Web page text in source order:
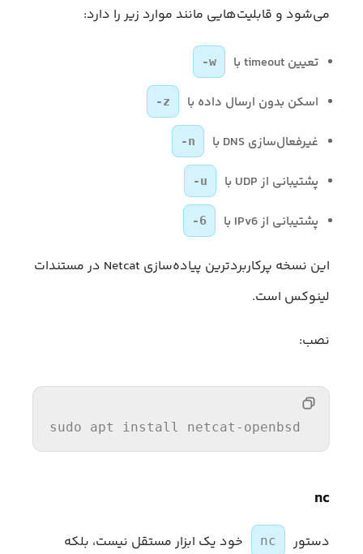
می‌شود و قابلیت‌هایی مانند موارد زیر را دارد:
تعیین timeout با -w
اسکن بدون ارسال داده با -z
غیرفعال‌سازی DNS با -n
پشتیبانی از UDP با -u
پشتیبانی از IPv6 با -6
این نسخه پرکاربردترین پیاده‌سازی Netcat در مستندات
لینوکس است.
نصب:
sudo apt install
nc
دستور nc
خود یک ابزار مستقل نیست، بلکه